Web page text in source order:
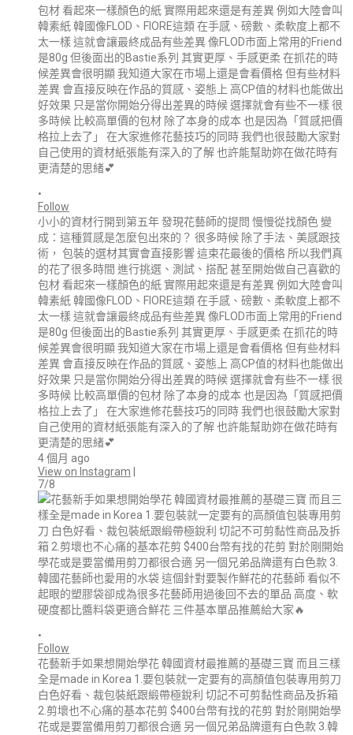
•
Follow
小小的資材行開到第五年 發現花藝師的提問 慢慢從找顏色 變
成：這種質感是怎麼包出來的？ 很多時候 除了手法、美感跟技
術， 包裝的選材其實會直接影響 這束花最後的價格 所以我們真
的花了很多時間 進行挑選、測試、搭配 甚至開始做自己喜歡的
包材 看起來一樣顏色的紙 實際用起來還是有差異 例如大陸會叫
韓素紙 韓國像FLOD、FIORE這類 在手感、磅數、柔軟度上都不
太一樣 這就會讓最終成品有些差異 像FLOD市面上常用的Friend
是80g 但後面出的Bastie系列 其實更厚、手感更柔 在抓花的時
候差異會很明顯 我知道大家在市場上還是會看價格 但有些材料
差異 會直接反映在作品的質感、姿態上 高CP值的材料也能做出
好效果 只是當你開始分得出差異的時候 選擇就會有些不一樣 很
多時候 比較高單價的包材 除了本身的成本 也是因為「質感把價
格拉上去了」 在大家進修花藝技巧的同時 我們也很鼓勵大家對
自己使用的資材紙張能有深入的了解 也許能幫助妳在做花時有
更清楚的思緒💕
4 個月 ago
View on Instagram
7/8
•
Follow
花藝新手如果想開始學花 韓國資材最推薦的基礎三寶 而且三樣
全是made in Korea 1.要包裝就一定要有的高顏值包裝專用剪刀
白色好看、裁包裝紙跟緞帶極銳利 切記不可剪黏性商品及拆箱
2.剪壞也不心痛的基本花剪 $400台幣有找的花剪 對於剛開始學
花或是要當備用剪刀都很合適 另一個兄弟品牌還有白色款 3.韓